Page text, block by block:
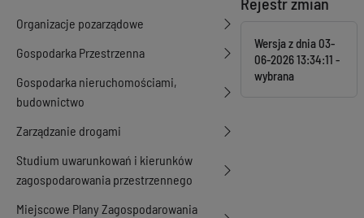
Organizacje pozarządowe
Gospodarka Przestrzenna
Gospodarka nieruchomościami,
budownictwo
Zarządzanie drogami
Studium uwarunkowań i kierunków
zagospodarowania przestrzennego
Miejscowe Plany Zagospodarowania
Wersja z dnia 03-
06-2026 13:34:11